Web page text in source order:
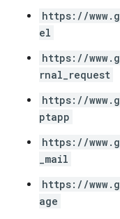
https://
el
https://
rnal_request
https://
ptapp
https://
_mail
https://
age